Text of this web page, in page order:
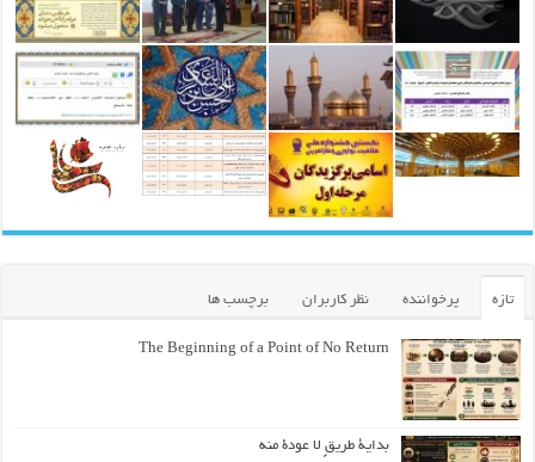
تازه پرخواننده نظر کاربران برچسب ها
The Beginning of a Point of No Return
بداية طريقٍ لا عودة منه